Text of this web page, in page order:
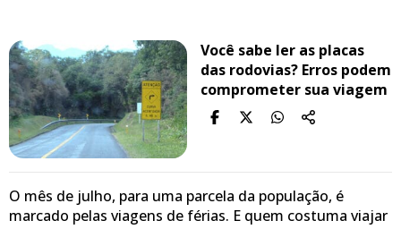
Você sabe ler as placas
das rodovias? Erros podem
comprometer sua viagem
O mês de julho, para uma parcela da população, é
marcado pelas viagens de férias. E quem costuma viajar